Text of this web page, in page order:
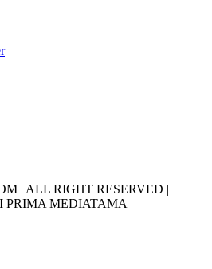
| ALL RIGHT RESERVED |
PRIMA MEDIATAMA